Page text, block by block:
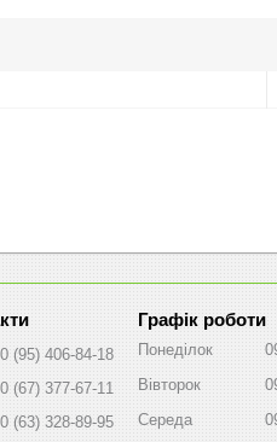
(95) 406-84-18
(67) 377-67-11
(63) 328-89-95
Графік роботи
Понеділок
Вівторок
Середа